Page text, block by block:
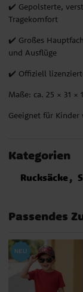
✔️ Gepolsterte,
Tragekomfort
✔️ Großes
und Ausflüge
✔️ Offiziell
Maße: ca. 25 × 31 ×
Geeignet für Kinder
Kategorien
Rucksäcke
Passendes